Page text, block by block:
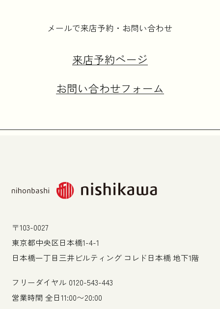
メールで来店予約・お問い合わせ
来店予約ページ
お問い合わせフォーム
〒103-0027
東京都中央区日本橋1-4-1
日本橋一丁目三井ビルティング コレド日本橋 地下1階
フリーダイヤル 0120-543-443
営業時間 全日11:00〜20:00